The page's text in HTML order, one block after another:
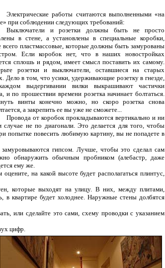
Электрические работы считаются выполненными «на
при соблюдении следующих требований:
Выключатели и розетки должны быть не просто
в стене, а установлены в специальные коробки,
всего пластмассовые, которые должны быть замурованы
Если коробок нет, что в наших новостройках
сплошь и рядом, имеет смысл поставить их самому.
розетки и выключатели, оставшиеся на старых
Дело в том, что усики, удерживающие розетку в гнезде,
выдергивании вилки выкрашивают частички
и по прошествии времени розетка начинает болтаться.
винты конечно можно, но скоро розетка снова
а закрепить ее вы уже не сможете...
Провода от коробок прокладываются вертикально и ни
случае не по диагонали. Это делается для того, чтобы
попытке повесить любимую картину, вы не попадете в
гипсом. Лучше, чтобы это сделал сам
обнаружить обычным пробником (алебастр, даже
ему же.
на какой высоте будет располагаться плинтус,
которые выходят на улицу. В них, между плитами,
в квартире будет холоднее. Наружные стены долбятся
или сделайте это сами, схему проводки с указанием
цифр.